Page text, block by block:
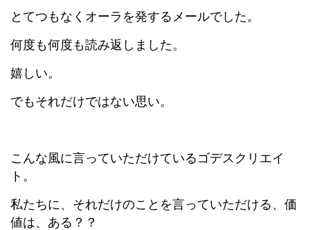
とてつもなくオーラを発するメールでした。
何度も何度も読み返しました。
嬉しい。
でもそれだけではない思い。
こんな風に言っていただけているゴデスクリエイ
ト。
私たちに、それだけのことを言っていただける、価
値は、ある？？